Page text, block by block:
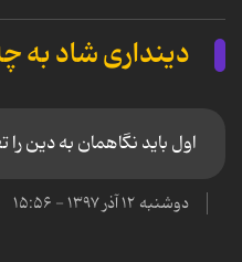
دینداری شاد به
اول باید نگاهمان به دین
دوشنبه ۱۲ آذر ۱۳۹۷ - ۱۵:۵۶